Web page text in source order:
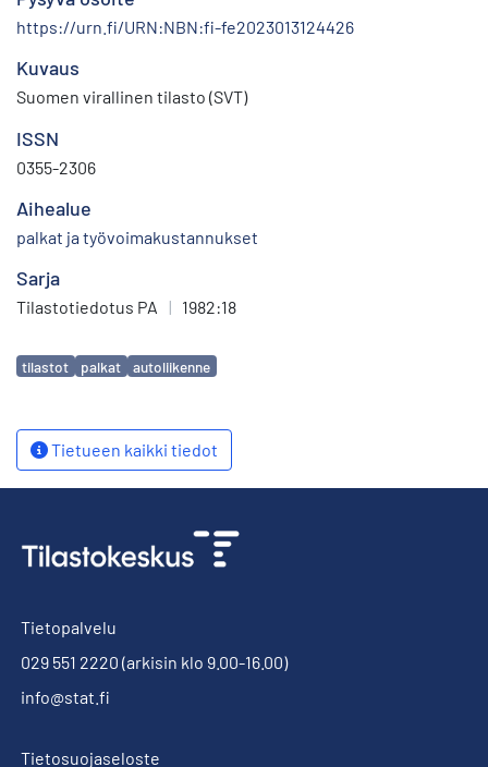
https://urn.fi/URN:NBN:fi-fe2023013124426
Kuvaus
Suomen virallinen tilasto (SVT)
ISSN
0355-2306
Aihealue
palkat ja työvoimakustannukset
Sarja
Tilastotiedotus PA | 1982:18
Avainsanat
tilastot palkat autoliikenne
Tietueen kaikki tiedot
Tietopalvelu
029 551 2220 (arkisin klo 9.00-16.00)
info@stat.fi
Tietosuojaseloste